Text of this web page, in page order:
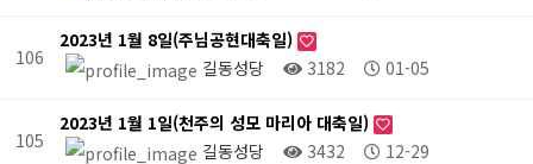
106
2023년 1월 8일(주님공현대축일)
길동성당
3182 01-05
105
2023년 1월 1일(천주의 성모 마리아 대축일)
길동성당
3432 12-29